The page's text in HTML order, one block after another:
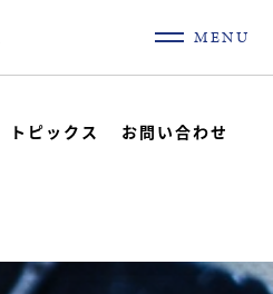
MENU
トピックス お問い合わせ